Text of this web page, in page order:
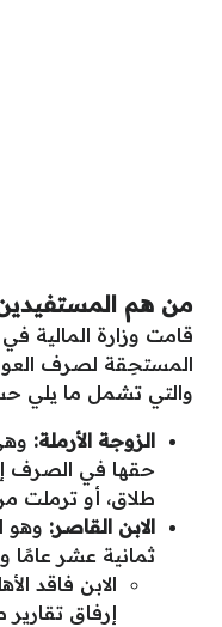
من هم
قامت وزارة المالية
المستحِقة لصرف
والتي تشمل ما يلي
الزوجة الأرملة:
حقها في الصرف
طلاق، أو ترملت
الابن القاصر: وهو
ثمانية عشر
الابن فاقد
إرفاق